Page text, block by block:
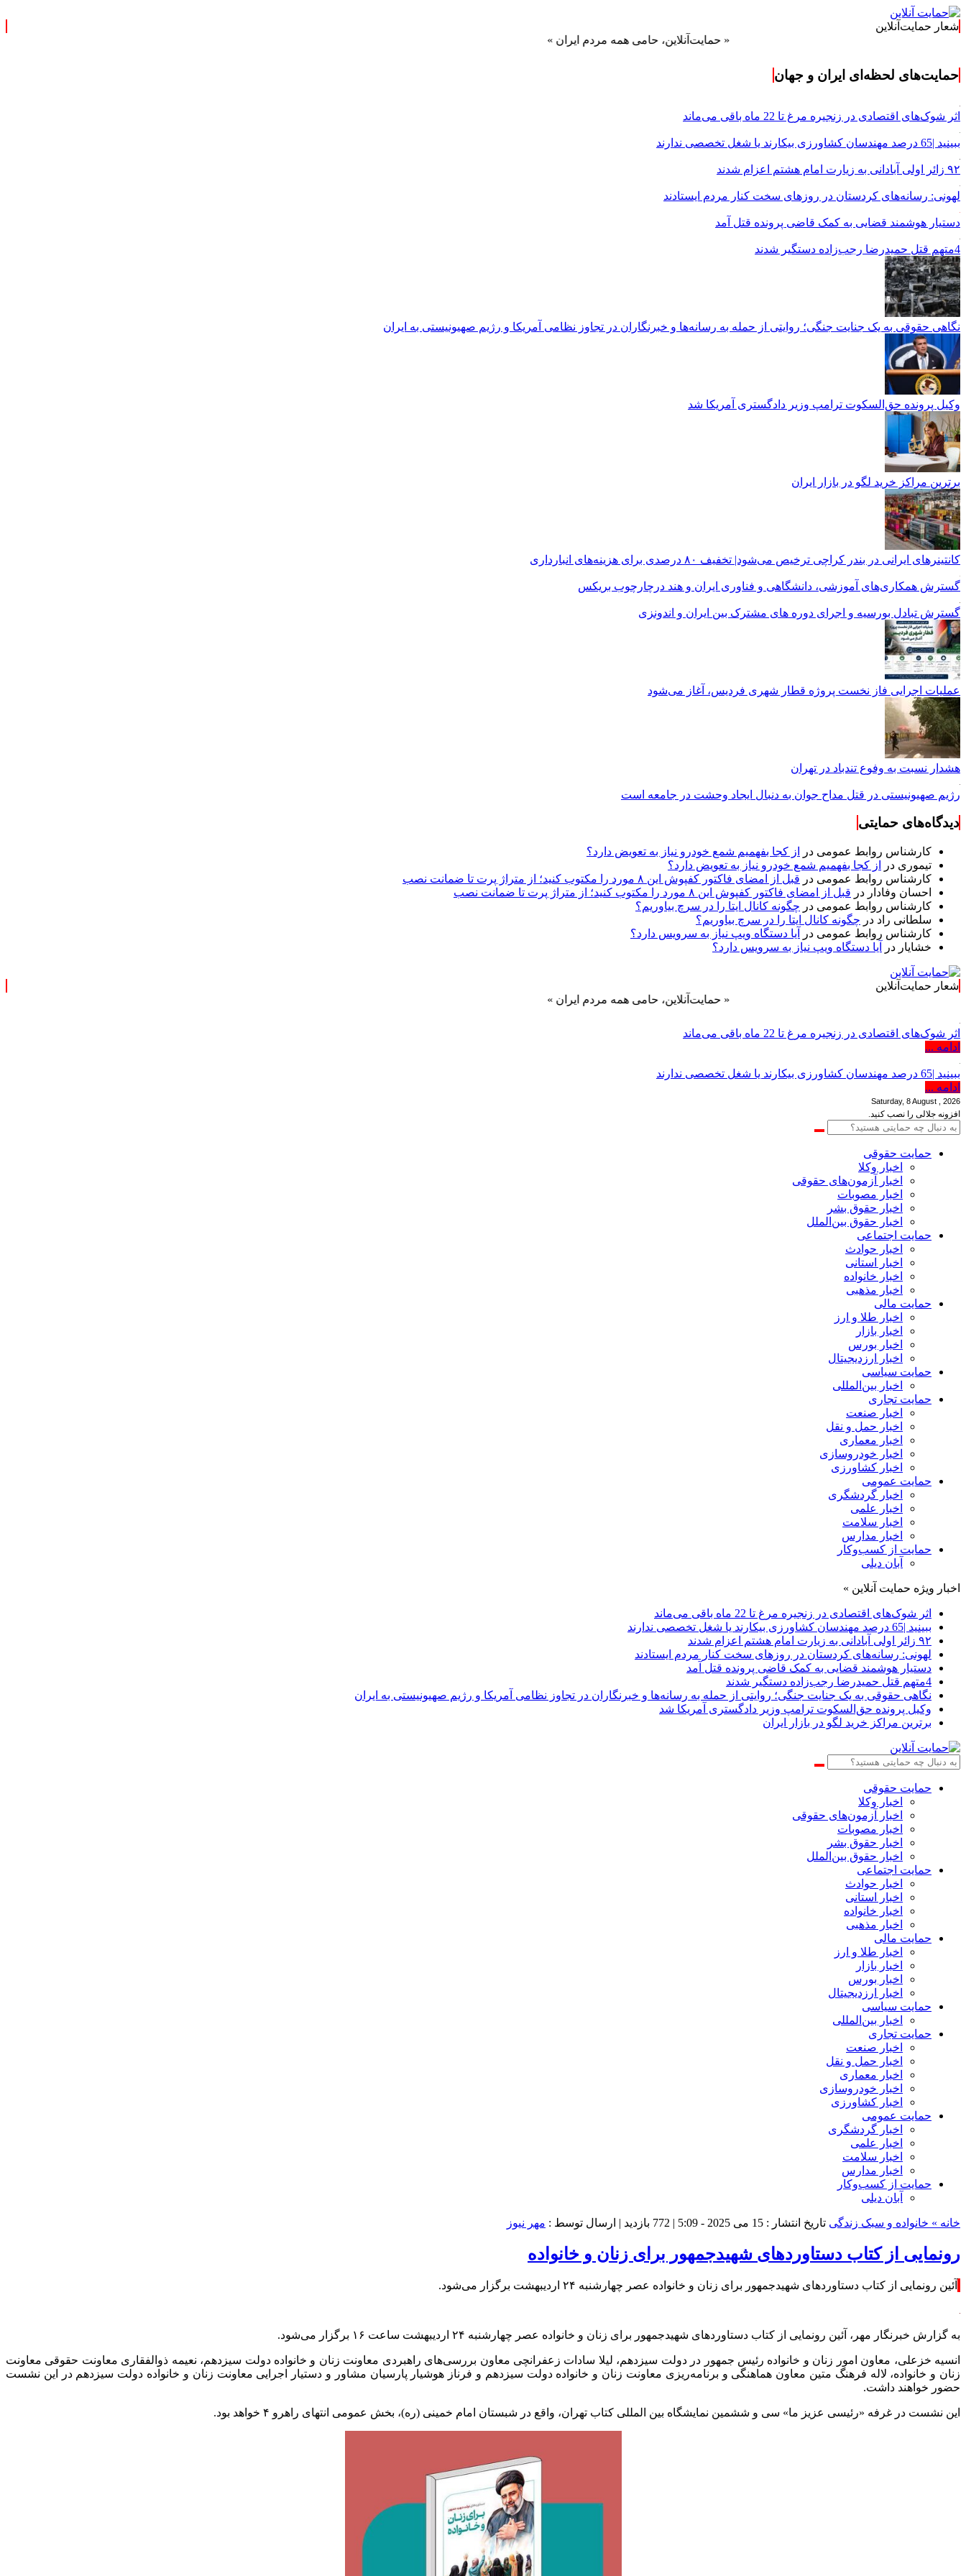
شعار حمایت‌آنلاین
« حمایت‌آنلاین، حامی همه مردم ایران »
حمایت‌های لحظه‌ای ایران و جهان
اثر شوک‌های اقتصادی در زنجیره مرغ تا 22 ماه باقی می‌ماند
ببینید |65 درصد مهندسان کشاورزی بیکارند یا شغل تخصصی ندارند
۹۲ زائر اولی آبادانی به زیارت امام هشتم اعزام شدند
لهونی: رسانه‌های کردستان در روزهای سخت کنار مردم ایستادند
دستیار هوشمند قضایی به کمک قاضی پرونده قتل آمد
4متهم قتل حمیدرضا رجب‌زاده دستگیر شدند
نگاهی حقوقی به یک جنایت جنگی؛ روایتی از حمله به رسانه‌ها و خبرنگاران در تجاوز نظامی آمریکا و رژیم صهیونیستی به ایران
وکیل پرونده حق‌السکوت ترامپ وزیر دادگستری آمریکا شد
برترین مراکز خرید لگو در بازار ایران
کانتینرهای ایرانی در بندر کراچی ترخیص می‌شود| تخفیف ۸۰ درصدی برای هزینه‌های انبارداری
گسترش همکاری‌های آموزشی، دانشگاهی و فناوری ایران و هند درچارچوب بریکس
گسترش تبادل بورسیه و اجرای دوره های مشترک بین ایران و اندونزی
عملیات اجرایی فاز نخست پروژه قطار شهری فردیس، آغاز می‌شود
هشدار نسبت به وفوع تندباد در تهران
رژیم صهیونیستی در قتل مداح جوان به دنبال ایجاد وحشت در جامعه است
دیدگاه‌های حمایتی
کارشناس روابط عمومی در
از کجا بفهمیم شمع خودرو نیاز به تعویض دارد؟
تیموری در
از کجا بفهمیم شمع خودرو نیاز به تعویض دارد؟
کارشناس روابط عمومی در قبل از امضای فاکتور کفپوش این ۸ مورد را مکتوب کنید؛ از متراژ پرت تا ضمانت نصب
احسان وفادار در قبل از امضای فاکتور کفپوش این ۸ مورد را مکتوب کنید؛ از متراژ پرت تا ضمانت نصب
کارشناس روابط عمومی در چگونه کانال ایتا را در سرچ بیاوریم؟
سلطانی راد در چگونه کانال ایتا را در سرچ بیاوریم؟
کارشناس روابط عمومی در
آیا دستگاه ویپ نیاز به سرویس دارد؟
خشایار در آیا دستگاه ویپ نیاز به سرویس دارد؟
شعار حمایت‌آنلاین
« حمایت‌آنلاین، حامی همه مردم ایران »
اثر شوک‌های اقتصادی در زنجیره مرغ تا 22 ماه باقی می‌ماند
ادامه ...
ببینید |65 درصد مهندسان کشاورزی بیکارند یا شغل تخصصی ندارند
ادامه ...
Saturday, 8 August , 2026
افزونه جلالی را نصب کنید.
حمایت حقوقی
اخبار وکلا
اخبار آزمون‌های حقوقی
اخبار مصوبات
اخبار حقوق بشر
اخبار حقوق بین‌الملل
حمایت اجتماعی
اخبار حوادث
اخبار استانی
اخبار خانواده
اخبار مذهبی
حمایت مالی
اخبار طلا و ارز
اخبار بازار
اخبار بورس
اخبار ارزدیجیتال
حمایت سیاسی
اخبار بین‌المللی
حمایت تجاری
اخبار صنعت
اخبار حمل و نقل
اخبار معماری
اخبار خودروسازی
اخبار کشاورزی
حمایت عمومی
اخبار گردشگری
اخبار علمی
اخبار سلامت
اخبار مدارس
حمایت از کسب‌وکار
آبان دیلی
اخبار ویژه حمایت آنلاین »
اثر شوک‌های اقتصادی در زنجیره مرغ تا 22 ماه باقی می‌ماند
ببینید |65 درصد مهندسان کشاورزی بیکارند یا شغل تخصصی ندارند
۹۲ زائر اولی آبادانی به زیارت امام هشتم اعزام شدند
لهونی: رسانه‌های کردستان در روزهای سخت کنار مردم ایستادند
دستیار هوشمند قضایی به کمک قاضی پرونده قتل آمد
4متهم قتل حمیدرضا رجب‌زاده دستگیر شدند
نگاهی حقوقی به یک جنایت جنگی؛ روایتی از حمله به رسانه‌ها و خبرنگاران در تجاوز نظامی آمریکا و رژیم صهیونیستی به ایران
وکیل پرونده حق‌السکوت ترامپ وزیر دادگستری آمریکا شد
برترین مراکز خرید لگو در بازار ایران
حمایت حقوقی
اخبار وکلا
اخبار آزمون‌های حقوقی
اخبار مصوبات
اخبار حقوق بشر
اخبار حقوق بین‌الملل
حمایت اجتماعی
اخبار حوادث
اخبار استانی
اخبار خانواده
اخبار مذهبی
حمایت مالی
اخبار طلا و ارز
اخبار بازار
اخبار بورس
اخبار ارزدیجیتال
حمایت سیاسی
اخبار بین‌المللی
حمایت تجاری
اخبار صنعت
اخبار حمل و نقل
اخبار معماری
اخبار خودروسازی
اخبار کشاورزی
حمایت عمومی
اخبار گردشگری
اخبار علمی
اخبار سلامت
اخبار مدارس
حمایت از کسب‌وکار
آبان دیلی
خانه » خانواده و سبک زندگی تاریخ انتشار : 15 می 2025 - 5:09 | 772 بازدید | ارسال توسط : مهر نیوز
رونمایی از کتاب دستاوردهای شهیدجمهور برای زنان و خانواده
آئین رونمایی از کتاب دستاوردهای شهیدجمهور برای زنان و خانواده عصر چهارشنبه ۲۴ اردیبهشت برگزار می‌شود.
به گزارش خبرنگار مهر، آئین رونمایی از کتاب دستاوردهای شهیدجمهور برای زنان و خانواده عصر چهارشنبه ۲۴ اردیبهشت ساعت ١۶ برگزار می‌شود.
انسیه خزعلی، معاون امور زنان و خانواده رئیس جمهور در دولت سیزدهم، لیلا سادات زعفرانچی معاون بررسی‌های راهبردی معاونت زنان و خانواده دولت سیزدهم، نعیمه ذوالفقاری معاونت حقوقی معاونت
زنان و خانواده، لاله فرهنگ متین معاون هماهنگی و برنامه‌ریزی معاونت زنان و خانواده دولت سیزدهم و فرناز هوشیار پارسیان مشاور و دستیار اجرایی معاونت زنان و خانواده دولت سیزدهم در این نشست
حضور خواهند داشت.
این نشست در غرفه «رئیسی عزیز ما» سی و ششمین نمایشگاه بین المللی کتاب تهران، واقع در شبستان امام خمینی (ره)، بخش عمومی انتهای راهرو ۴ خواهد بود.